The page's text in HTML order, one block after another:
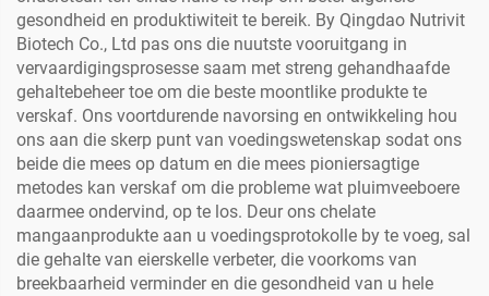
gesondheid en produktiwiteit te bereik. By Qingdao Nutrivit
Biotech Co., Ltd pas ons die nuutste vooruitgang in
vervaardigingsprosesse saam met streng gehandhaafde
gehaltebeheer toe om die beste moontlike produkte te
verskaf. Ons voortdurende navorsing en ontwikkeling hou
ons aan die skerp punt van voedingswetenskap sodat ons
beide die mees op datum en die mees pioniersagtige
metodes kan verskaf om die probleme wat pluimveeboere
daarmee ondervind, op te los. Deur ons chelate
mangaanprodukte aan u voedingsprotokolle by te voeg, sal
die gehalte van eierskelle verbeter, die voorkoms van
breekbaarheid verminder en die gesondheid van u hele